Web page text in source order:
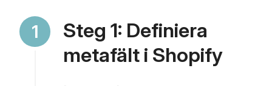
Steg 1: Definiera
metafält i Shopify